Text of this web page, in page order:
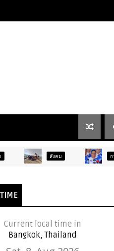
การเมือง
Current local time in
Bangkok, Thailand